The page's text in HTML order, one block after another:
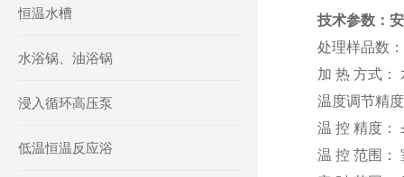
恒温水槽
水浴锅、油浴锅
浸入循环高压泵
低温恒温反应浴
技术参数：
处理样品数
加 热 方式：
温度调节精
温 控 精度：
温 控 范围